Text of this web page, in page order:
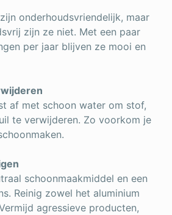
onderhoudsvriendelijk, maar
zijn ze niet. Met een paar
per jaar blijven ze mooi en
af met schoon water om stof,
te verwijderen. Zo voorkom je
schoonmaakmiddel en een
Reinig zowel het aluminium
agressieve producten,